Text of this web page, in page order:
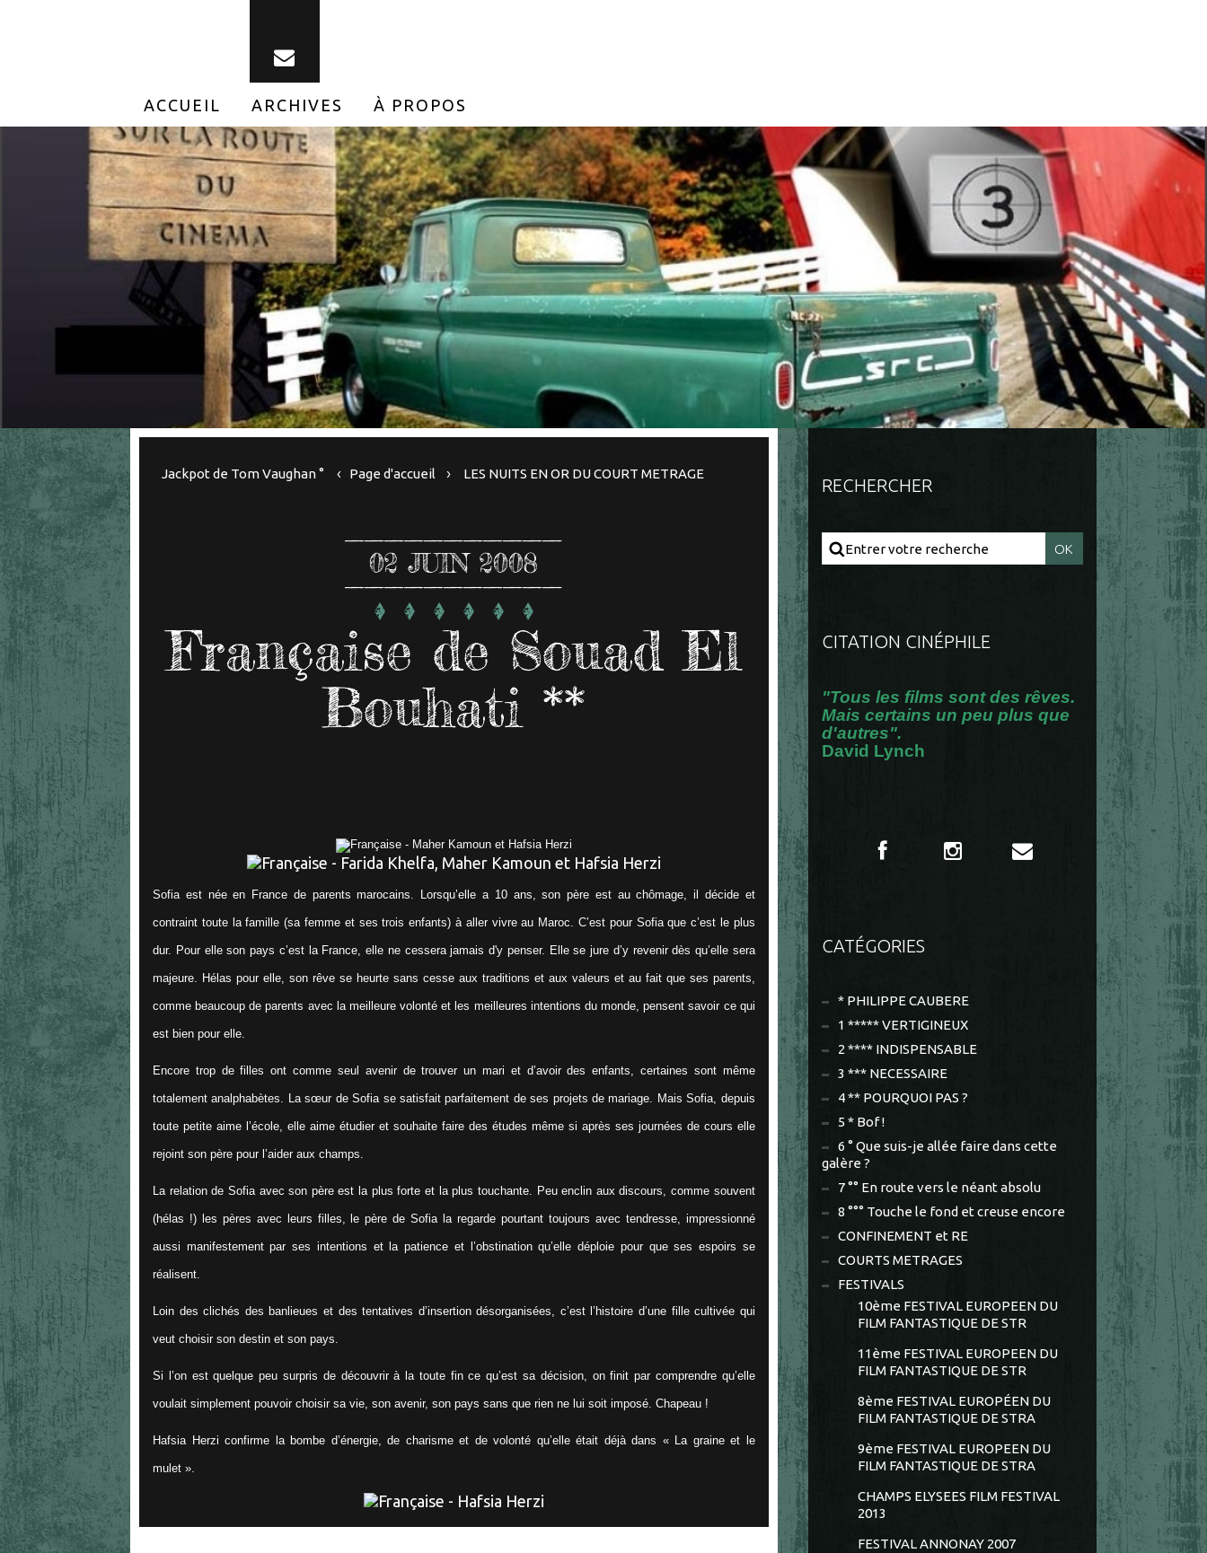
ACCUEIL ARCHIVES À PROPOS
Jackpot de Tom Vaughan ° Page d'accueil LES NUITS EN OR DU COURT METRAGE
02 JUIN 2008
Française de Souad El
Bouhati **
Sofia est née en France de parents marocains. Lorsqu’elle a 10 ans, son père est au chômage, il décide et
contraint toute la famille (sa femme et ses trois enfants) à aller vivre au Maroc. C’est pour Sofia que c’est le plus
dur. Pour elle son pays c’est la France, elle ne cessera jamais d'y penser. Elle se jure d’y revenir dès qu’elle sera
majeure. Hélas pour elle, son rêve se heurte sans cesse aux traditions et aux valeurs et au fait que ses parents,
comme beaucoup de parents avec la meilleure volonté et les meilleures intentions du monde, pensent savoir ce qui
est bien pour elle.
Encore trop de filles ont comme seul avenir de trouver un mari et d’avoir des enfants, certaines sont même
totalement analphabètes. La sœur de Sofia se satisfait parfaitement de ses projets de mariage. Mais Sofia, depuis
toute petite aime l’école, elle aime étudier et souhaite faire des études même si après ses journées de cours elle
rejoint son père pour l’aider aux champs.
La relation de Sofia avec son père est la plus forte et la plus touchante. Peu enclin aux discours, comme souvent
(hélas !) les pères avec leurs filles, le père de Sofia la regarde pourtant toujours avec tendresse, impressionné
aussi manifestement par ses intentions et la patience et l’obstination qu’elle déploie pour que ses espoirs se
réalisent.
Loin des clichés des banlieues et des tentatives d’insertion désorganisées, c’est l’histoire d’une fille cultivée qui
veut choisir son destin et son pays.
Si l’on est quelque peu surpris de découvrir à la toute fin ce qu’est sa décision, on finit par comprendre qu’elle
voulait simplement pouvoir choisir sa vie, son avenir, son pays sans que rien ne lui soit imposé. Chapeau !
Hafsia Herzi confirme la bombe d’énergie, de charisme et de volonté qu’elle était déjà dans « La graine et le
mulet ».
RECHERCHER
CITATION CINÉPHILE
"Tous les films sont des rêves.
Mais certains un peu plus que
d'autres".
David Lynch
CATÉGORIES
* PHILIPPE CAUBERE
1 ***** VERTIGINEUX
2 **** INDISPENSABLE
3 *** NECESSAIRE
4 ** POURQUOI PAS ?
5 * Bof !
6 ° Que suis-je allée faire dans cette
galère ?
7 °° En route vers le néant absolu
8 °°° Touche le fond et creuse encore
CONFINEMENT et RE
COURTS METRAGES
FESTIVALS
10ème FESTIVAL EUROPEEN DU
FILM FANTASTIQUE DE STR
11ème FESTIVAL EUROPEEN DU
FILM FANTASTIQUE DE STR
8ème FESTIVAL EUROPÉEN DU
FILM FANTASTIQUE DE STRA
9ème FESTIVAL EUROPEEN DU
FILM FANTASTIQUE DE STRA
CHAMPS ELYSEES FILM FESTIVAL
2013
FESTIVAL ANNONAY 2007